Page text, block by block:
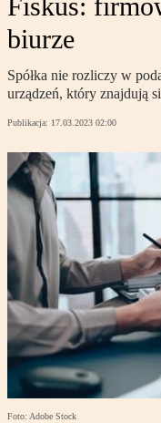
biurze
Spółka nie rozliczy w
urządzeń, który znajdują
Publikacja: 17.03.2023 02:00
Foto: Adobe Stock